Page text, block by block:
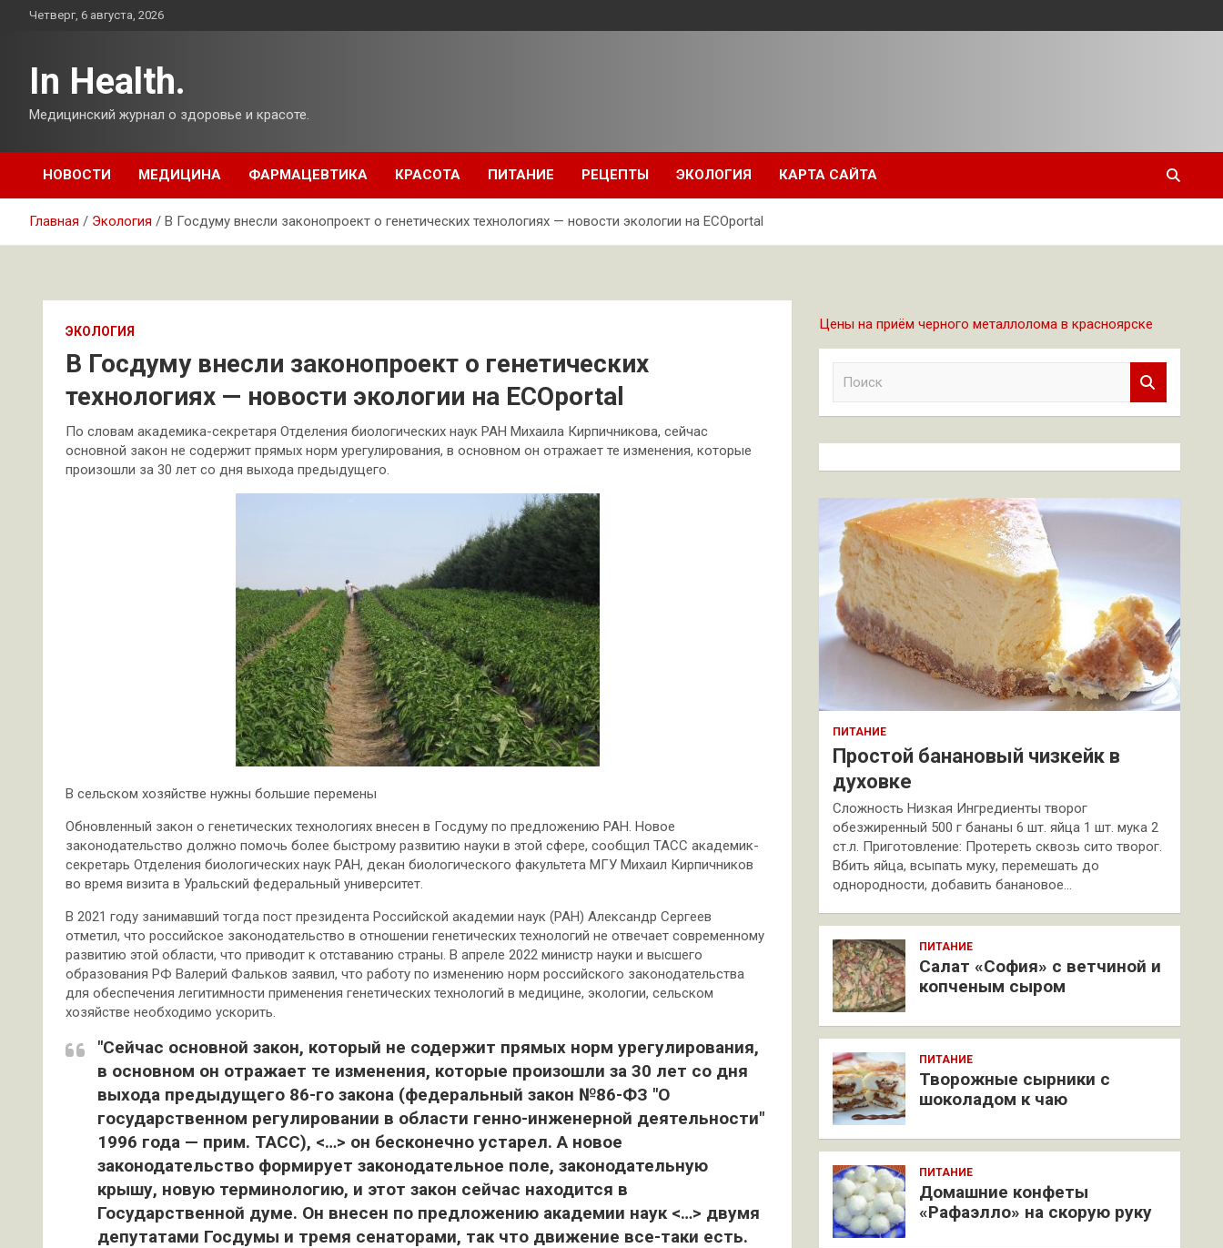
ПерейтиЧетверг, 6 августа, 2026
In Health.
Медицинский журнал о здоровье и красоте.
НОВОСТИ МЕДИЦИНА ФАРМАЦЕВТИКА КРАСОТА ПИТАНИЕ РЕЦЕПТЫ ЭКОЛОГИЯ КАРТА САЙТА
Главная Экология В Госдуму внесли законопроект о генетических технологиях — новости экологии на ECOportal
ЭКОЛОГИЯ
В Госдуму внесли законопроект о генетических
технологиях — новости экологии на ECOportal
По словам академика-секретаря Отделения биологических наук РАН Михаила Кирпичникова, сейчас
основной закон не содержит прямых норм урегулирования, в основном он отражает те изменения, которые
произошли за 30 лет со дня выхода предыдущего.
В сельском хозяйстве нужны большие перемены
Обновленный закон о генетических технологиях внесен в Госдуму по предложению РАН. Новое
законодательство должно помочь более быстрому развитию науки в этой сфере, сообщил ТАСС академик-
секретарь Отделения биологических наук РАН, декан биологического факультета МГУ Михаил Кирпичников
во время визита в Уральский федеральный университет.
В 2021 году занимавший тогда пост президента Российской академии наук (РАН) Александр Сергеев
отметил, что российское законодательство в отношении генетических технологий не отвечает современному
развитию этой области, что приводит к отставанию страны. В апреле 2022 министр науки и высшего
образования РФ Валерий Фальков заявил, что работу по изменению норм российского законодательства
для обеспечения легитимности применения генетических технологий в медицине, экологии, сельском
хозяйстве необходимо ускорить.
"Сейчас основной закон, который не содержит прямых норм урегулирования,
в основном он отражает те изменения, которые произошли за 30 лет со дня
выхода предыдущего 86-го закона (федеральный закон №86-ФЗ "О
государственном регулировании в области генно-инженерной деятельности"
1996 года — прим. ТАСС), <…> он бесконечно устарел. А новое
законодательство формирует законодательное поле, законодательную
крышу, новую терминологию, и этот закон сейчас находится в
Государственной думе. Он внесен по предложению академии наук <…> двумя
депутатами Госдумы и тремя сенаторами, так что движение все-таки есть.
Цены на приём черного металлолома в красноярске
к
ПИТАНИЕ
Простой банановый чизкейк в
духовке
Сложность Низкая Ингредиенты творог
обезжиренный 500 г бананы 6 шт. яйца 1 шт. мука 2
ст.л. Приготовление: Протереть сквозь сито творог.
Вбить яйца, всыпать муку, перемешать до
однородности, добавить банановое…
ПИТАНИЕ
Салат «София» с ветчиной и
копченым сыром
ПИТАНИЕ
Творожные сырники с
шоколадом к чаю
ПИТАНИЕ
Домашние конфеты
«Рафаэлло» на скорую руку